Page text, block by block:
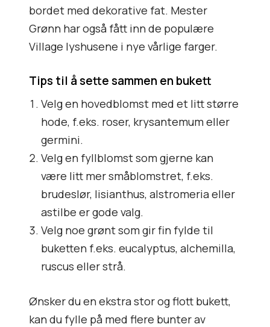
bordet med dekorative fat. Mester
Grønn har også fått inn de populære
Village lyshusene i nye vårlige farger.
Tips til å sette sammen en bukett
Velg en hovedblomst med et litt større
hode, f.eks. roser, krysantemum eller
germini.
Velg en fyllblomstsom gjerne kan
være litt mer småblomstret, f.eks.
brudeslør, lisianthus, alstromeria eller
astilbe er gode valg.
Velg noe grøntsom gir fin fylde til
buketten f.eks. eucalyptus, alchemilla,
ruscus eller strå.
Ønsker du en ekstra stor og flott bukett,
kan du fylle på med flere bunter av